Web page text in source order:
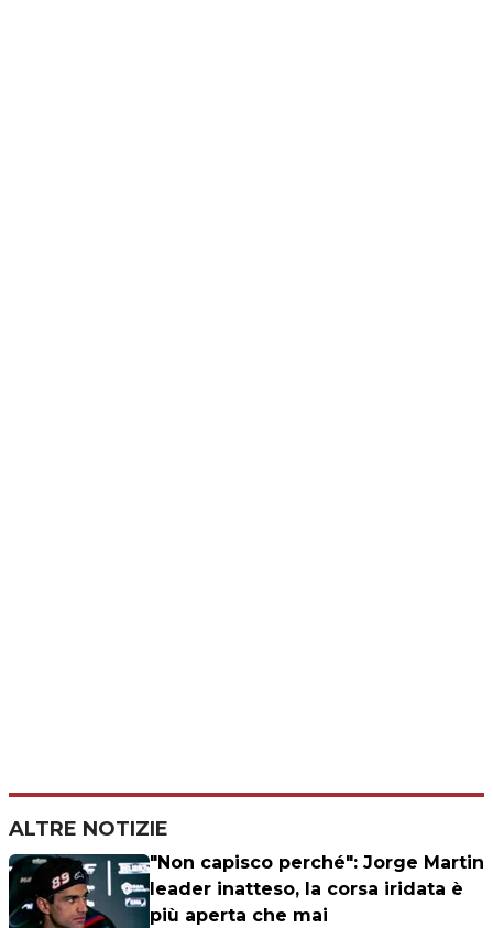
ALTRE NOTIZIE
"Non capisco perché": Jorge Martin
leader inatteso, la corsa iridata è
più aperta che mai